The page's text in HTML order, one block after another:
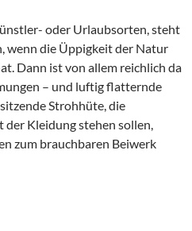
oder Urlaubsorten, steht
wenn die Üppigkeit der Natur
Dann ist von allem reichlich da
– und luftig flatternde
Strohhüte, die
Kleidung stehen sollen,
zum brauchbaren Beiwerk